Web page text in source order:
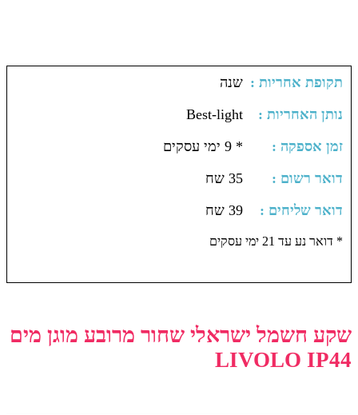
: תקופת אחריות
שנה
: נותן האחריות
Best-light
: זמן אספקה
* 9 ימי עסקים
: דואר רשום
35 שח
: דואר שליחים
39 שח
דואר נע עד 21 ימי עסקים *
שקע חשמל ישראלי שחור מרובע מוגן מים
LIVOLO IP44